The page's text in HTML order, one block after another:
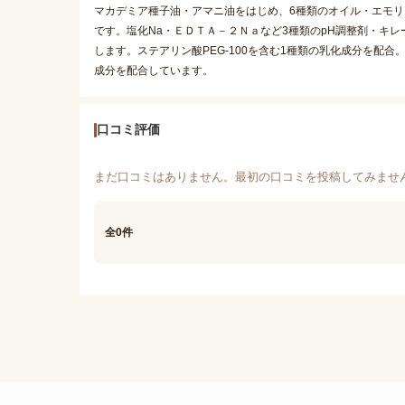
マカデミア種子油・アマニ油をはじめ、6種類のオイル・エモ
です。塩化Na・ＥＤＴＡ－２Ｎａなど3種類のpH調整剤・キ
します。ステアリン酸PEG-100を含む1種類の乳化成分を配
成分を配合しています。
口コミ評価
まだ口コミはありません。最初の口コミを投稿してみませ
全0件